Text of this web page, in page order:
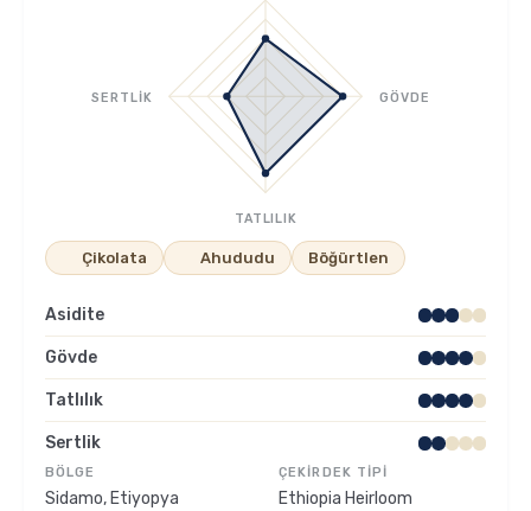
GÖVDE
TATLILIK
SERTLİK
Çikolata Ahududu Böğürtlen
Asidite
Gövde
Tatlılık
Sertlik
BÖLGE
Sidamo, Etiyopya
ÇEKIRDEK TIPI
Ethiopia Heirloom